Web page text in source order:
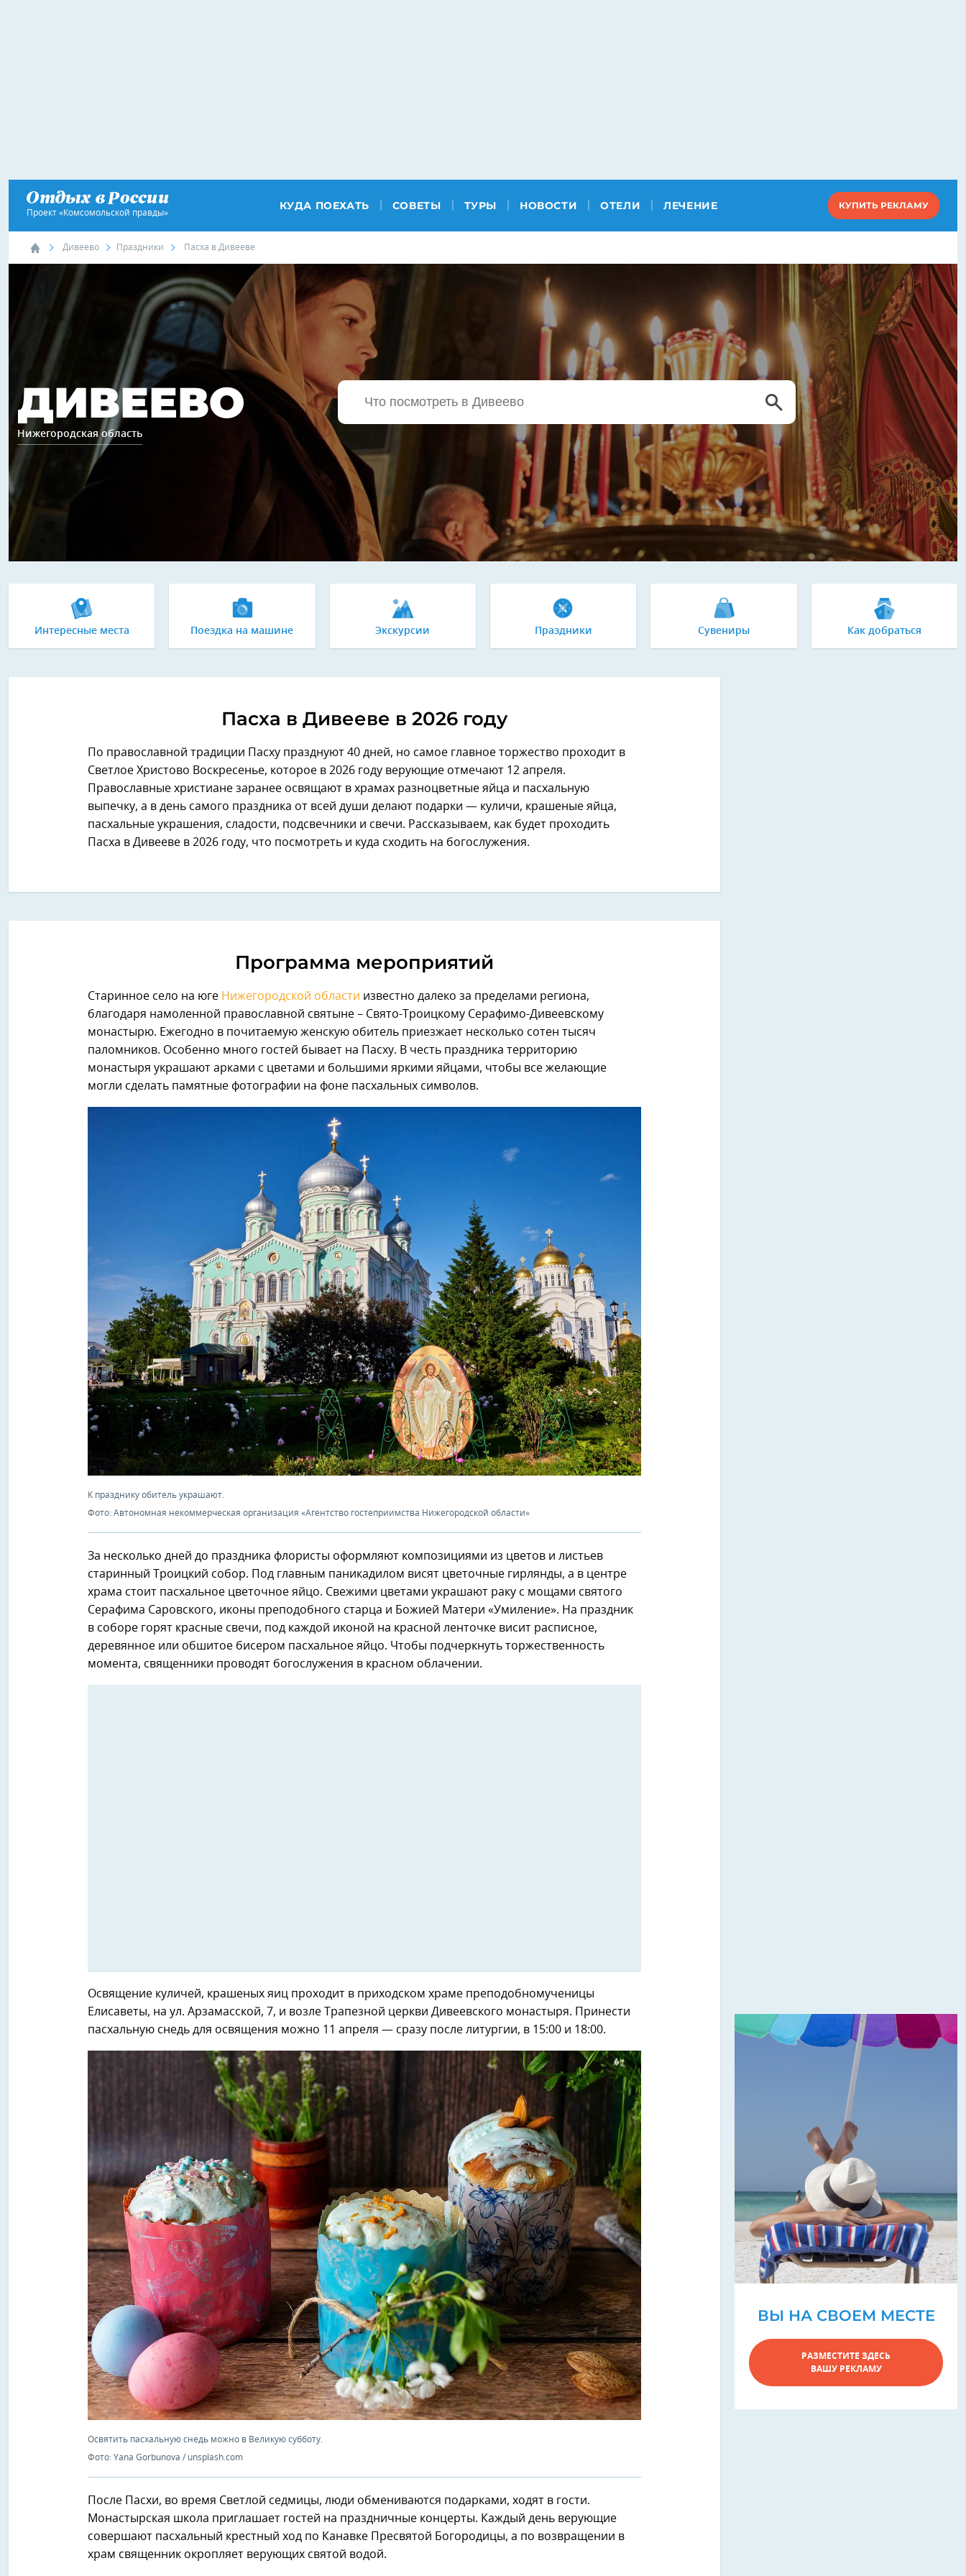
Проект «Комсомольской правды»
КУДА ПОЕХАТЬ СОВЕТЫ ТУРЫ НОВОСТИ ОТЕЛИ ЛЕЧЕНИЕ КУПИТЬ РЕКЛАМУ
Дивеево Праздники Пасха в Дивееве
ДИВЕЕВО
Нижегородская область
Интересные места Поездка на машине Экскурсии Праздники Сувениры Как добраться
Пасха в Дивееве в 2026 году
По православной традиции Пасху празднуют 40 дней, но самое главное торжество проходит в
Светлое Христово Воскресенье, которое в 2026 году верующие отмечают 12 апреля.
Православные христиане заранее освящают в храмах разноцветные яйца и пасхальную
выпечку, а в день самого праздника от всей души делают подарки — куличи, крашеные яйца,
пасхальные украшения, сладости, подсвечники и свечи. Рассказываем, как будет проходить
Пасха в Дивееве в 2026 году, что посмотреть и куда сходить на богослужения.
Программа мероприятий
Старинное село на юге Нижегородской области известно далеко за пределами региона,
благодаря намоленной православной святыне – Свято-Троицкому Серафимо-Дивеевскому
монастырю. Ежегодно в почитаемую женскую обитель приезжает несколько сотен тысяч
паломников. Особенно много гостей бывает на Пасху. В честь праздника территорию
монастыря украшают арками с цветами и большими яркими яйцами, чтобы все желающие
могли сделать памятные фотографии на фоне пасхальных символов.
К празднику обитель украшают.
Фото: Автономная некоммерческая организация «Агентство гостеприимства Нижегородской области»
За несколько дней до праздника флористы оформляют композициями из цветов и листьев
старинный Троицкий собор. Под главным паникадилом висят цветочные гирлянды, а в центре
храма стоит пасхальное цветочное яйцо. Свежими цветами украшают раку с мощами святого
Серафима Саровского, иконы преподобного старца и Божией Матери «Умиление». На праздник
в соборе горят красные свечи, под каждой иконой на красной ленточке висит расписное,
деревянное или обшитое бисером пасхальное яйцо. Чтобы подчеркнуть торжественность
момента, священники проводят богослужения в красном облачении.
Освящение куличей, крашеных яиц проходит в приходском храме преподобномученицы
Елисаветы, на ул. Арзамасской, 7, и возле Трапезной церкви Дивеевского монастыря. Принести
пасхальную снедь для освящения можно 11 апреля — сразу после литургии, в 15:00 и 18:00.
Освятить пасхальную снедь можно в Великую субботу.
Фото: Yana Gorbunova / unsplash.com
После Пасхи, во время Светлой седмицы, люди обмениваются подарками, ходят в гости.
Монастырская школа приглашает гостей на праздничные концерты. Каждый день верующие
совершают пасхальный крестный ход по Канавке Пресвятой Богородицы, а по возвращении в
храм священник окропляет верующих святой водой.
ВЫ НА СВОЕМ МЕСТЕ
РАЗМЕСТИТЕ ЗДЕСЬ
ВАШУ РЕКЛАМУ